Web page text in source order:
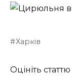
Харків
Оцініть статтю